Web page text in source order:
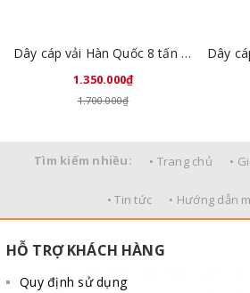
Dây cáp vải Hàn Quốc 8 tấn 4 mét
1.350.000₫
1.700.000₫
Tìm kiếm nhiều: • Trang chủ •
• Tin tức • Hướng dẫn
HỖ TRỢ KHÁCH HÀNG
Quy định sử dụng